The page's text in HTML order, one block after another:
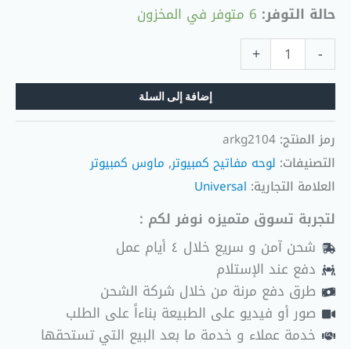
حالة التوفر: 6 متوفر في المخزون
-
+
إضافة إلى السلة
رمز المنتج: arkg2104
التصنيفات: لوحه مفاتيح كمبيوتر, ماوس كمبيوتر
العلامة التجارية: Universal
لتجربة تسوق متميزه نوفر لكم :
شحن آمن و سريع خلال ٤ أيام عمل
دفع عند الإستلام
طرق دفع مرنة من خلال شركة الشحن
صور أو فيديو على الطبيعة بناءاً على الطلب
خدمة عملاء و خدمة ما بعد البيع التي تستحقها